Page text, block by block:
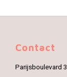
Contact
Parijsboulevard 3